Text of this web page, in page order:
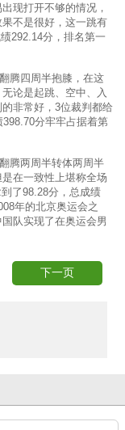
现打开不够的情况，
不是很好，这一跳有
292.14分，排名第一
腾四周半抱膝，在这
论是起跳、空中、入
非常好，3位裁判都给
分牢牢占据着第
腾两周半转体两周半
在一致性上堪称全场
了98.28分，总成绩
年的北京奥运会之
队实现了在奥运会男
下一页